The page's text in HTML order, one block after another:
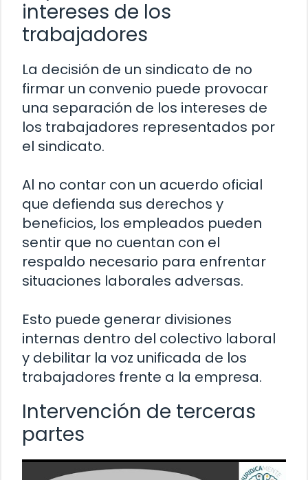
intereses de los
trabajadores
La decisión de un sindicato de no
firmar un convenio puede provocar
una separación de los intereses de
los trabajadores representados por
el sindicato.
Al no contar con un acuerdo oficial
que defienda sus derechos y
beneficios, los empleados pueden
sentir que no cuentan con el
respaldo necesario para enfrentar
situaciones laborales adversas.
Esto puede generar divisiones
internas dentro del colectivo laboral
y debilitar la voz unificada de los
trabajadores frente a la empresa.
Intervención de terceras
partes